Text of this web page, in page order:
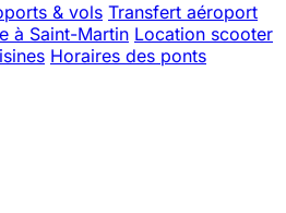
& vols Transfert aéroport
à Saint-Martin Location scooter
Horaires des ponts